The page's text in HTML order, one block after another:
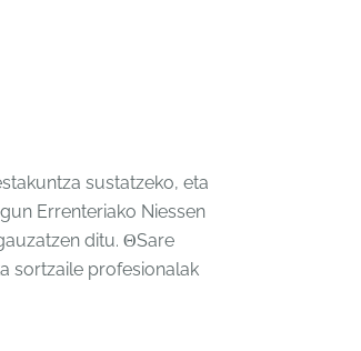
sustatzeko, eta
Errenteriako Niessen
ditu. ΘSare
sortzaile profesionalak